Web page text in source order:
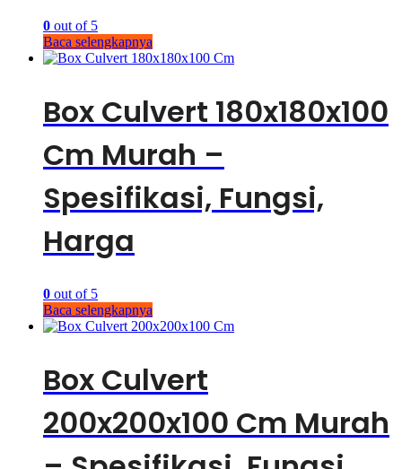
0 out of 5
Baca selengkapnya
Box Culvert 180x180x100
Cm Murah –
Spesifikasi, Fungsi,
Harga
0 out of 5
Baca selengkapnya
Box Culvert
200x200x100 Cm Murah